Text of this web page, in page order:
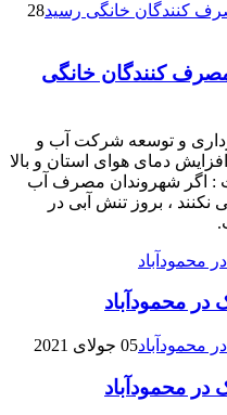
28
كنندگان خانگی
و توسعه شرکت آب و
دمای هوای استان و بالا
: اگر شهروندان مصرف آب
، بروز تنش آبی در
در محمودآباد
05 جولای 2021
در محمودآباد